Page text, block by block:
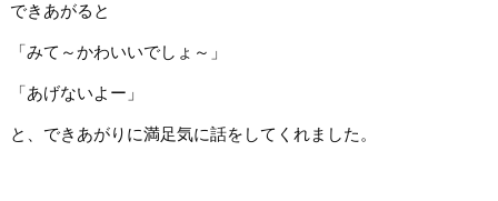
できあがると
「みて～かわいいでしょ～」
「あげないよー」
と、できあがりに満足気に話をしてくれました。